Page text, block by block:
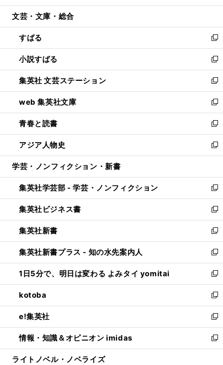
開
ウ
開
く
ン
ウ
で
開
く
ウ
ン
ド
ウ
で
開
く
文芸・文庫・総合
すばる
新
し
い
ウ
ィ
ン
ド
ウ
で
開
く
小説すばる
新
し
い
ウ
ィ
ン
ド
ウ
で
開
集英社 文芸ステーション
新
し
い
ウ
ィ
ン
ド
ウ
開
く
web 集英社文庫
新
し
い
ウ
ィ
ン
ウ
で
開
く
青春と読書
新
し
い
ウ
ン
ド
ウ
で
開
く
アジア人物史
新
し
ウ
ィ
ン
ド
ウ
で
開
く
学芸・ノンフィクション・新書
集英社学芸部 - 学芸・ノンフィクション
新
し
い
ウ
ィ
ン
ド
ウ
で
開
く
集英社ビジネス書
新
し
い
ウ
ィ
ン
ド
ウ
で
開
く
集英社新書
新
し
い
ウ
ィ
ン
ド
ウ
で
開
く
集英社新書プラス - 知の水先案内人
新
し
い
ウ
ィ
ン
ド
ウ
で
開
1日5分で、明日は変わる よみタイ yomitai
新
し
い
ウ
ィ
ン
ド
ウ
kotoba
新
し
い
ウ
ィ
ン
e!集英社
新
し
い
ウ
情報・知識＆オピニオン imidas
新
し
ライトノベル・ノベライズ